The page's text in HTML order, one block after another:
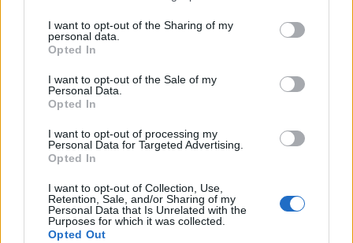
I want to opt-out of the Sharing of my
personal data.
Opted In
I want to opt-out of the Sale of my
Personal Data.
Opted In
I want to opt-out of processing my
Personal Data for Targeted Advertising.
Opted In
I want to opt-out of Collection, Use,
Retention, Sale, and/or Sharing of my
Personal Data that Is Unrelated with the
Purposes for which it was collected.
Opted Out
γρήγορου φαγητού ήταν περίπου 1,3
γραμμάρια, δηλαδή σχεδόν όλο το
συνιστώμενο νάτριο ημερησίως για
κάποιον με υψηλή αρτηριακή πίεση.
Όταν μαγειρεύετε στο σπίτι, ελέγχετε
όπωςφρούτα, λαχανικά, όσπρια,
ανάλατοι ξηροί καρποί και σπόροι